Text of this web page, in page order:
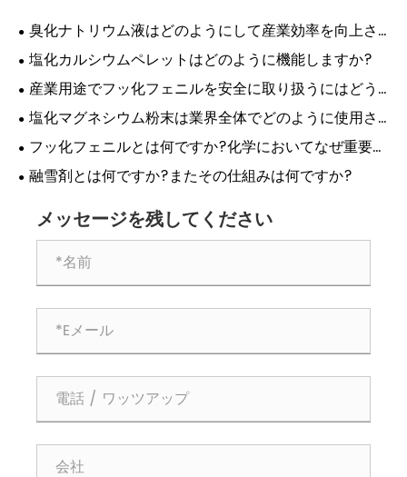
臭化ナトリウム液はどのようにして産業効率を向上さ
せるのでしょうか?
塩化カルシウムペレットはどのように機能しますか?
産業用途でフッ化フェニルを安全に取り扱うにはどう
すればよいですか?
塩化マグネシウム粉末は業界全体でどのように使用さ
れていますか?
フッ化フェニルとは何ですか?化学においてなぜ重要で
すか?
融雪剤とは何ですか?またその仕組みは何ですか?
メッセージを残してください